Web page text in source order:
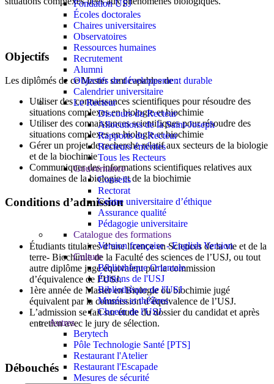
Fondation USJ
Écoles doctorales
Chaires universitaires
Observatoires
Ressources humaines
Recrutement
Alumni
Objectifs de développement durable
Calendrier universitaire
Le Recteur
Discours du Recteur
Allocutions de la Saint-Joseph
Rapports du Recteur
Recteurs émérites
Tous les Recteurs
Gouvernance
Conseils
Rectorat
Centre universitaire d’éthique
Assurance qualité
Pédagogie universitaire
Catalogue des formations
Version française - English Version
Culture
Bibliothèque Orientale
Éditions de l'USJ
Bibliothèque de l'USJ
Musées et théâtres
Choeur de l'USJ
Autres
Berytech
Pôle Technologie Santé [PTS]
Restaurant l'Atelier
Restaurant l'Escapade
Mesures de sécurité
Objectifs
Les diplômés de ce Master sont capables de :
Utiliser des connaissances scientifiques pour résoudre des
situations complexes en biologie et biochimie
Utiliser des connaissances scientifiques pour résoudre des
situations complexes en biologie et biochimie
Gérer un projet de recherche relatif aux secteurs de la biologie
et de la biochimie
Communiquer des informations scientifiques relatives aux
domaines de la biologie et de la biochimie
Conditions d’admission
Étudiants titulaires d’une licence en Sciences de la vie et de la
terre- Biochimie de la Faculté des sciences de l’USJ, ou tout
autre diplôme jugé équivalent par la commission
d’équivalence de l’USJ.
1ère année de Master en Biologie ou biochimie jugé
équivalent par la commission d’équivalence de l’USJ.
L’admission se fait sur étude du dossier du candidat et après
entretien avec le jury de sélection.
Débouchés